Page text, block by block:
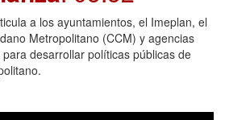
a los ayuntamientos, el Imeplan, el
Metropolitano (CCM) y agencias
desarrollar políticas públicas de